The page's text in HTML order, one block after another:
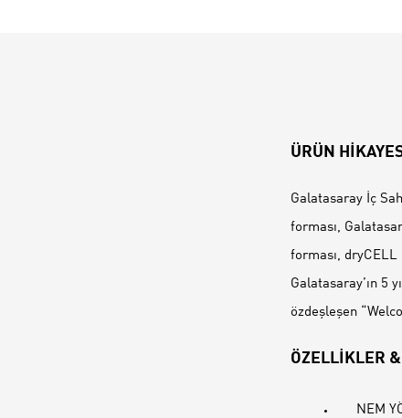
ÜRÜN
Galatasaray İç
forması,
forması, dryCELL
Galatasaray’ın 5
özdeşleşen
ÖZELLİKLER
NEM